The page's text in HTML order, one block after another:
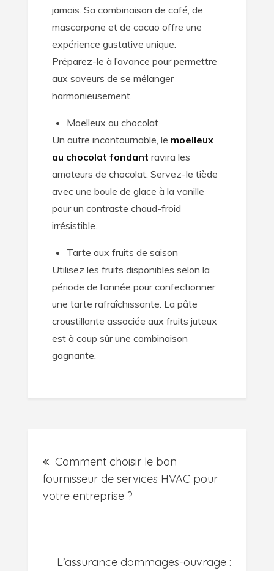
jamais. Sa combinaison de café, de
mascarpone et de cacao offre une
expérience gustative unique.
Préparez-le à l’avance pour permettre
aux saveurs de se mélanger
harmonieusement.
Moelleux au chocolat
Un autre incontournable, le moelleux
au chocolat fondant ravira les
amateurs de chocolat. Servez-le tiède
avec une boule de glace à la vanille
pour un contraste chaud-froid
irrésistible.
Tarte aux fruits de saison
Utilisez les fruits disponibles selon la
période de l’année pour confectionner
une tarte rafraîchissante. La pâte
croustillante associée aux fruits juteux
est à coup sûr une combinaison
gagnante.
navigation
Comment choisir le bon
fournisseur de services HVAC pour
votre entreprise ?
L’assurance dommages-ouvrage :